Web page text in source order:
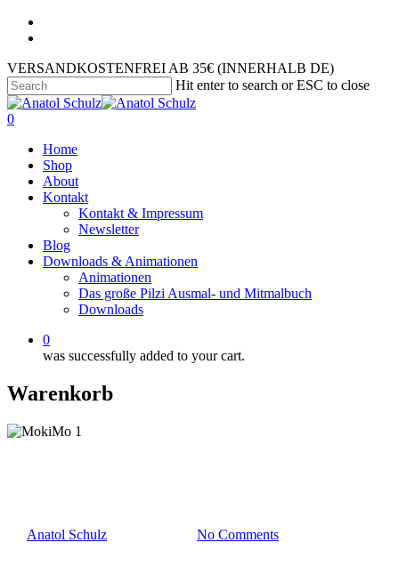
VERSANDKOSTENFREI AB 35€ (INNERHALB DE)
Hit enter to search or ESC to close
0
Home
Shop
About
Kontakt
Kontakt & Impressum
Newsletter
Blog
Downloads & Animationen
Animationen
Das große Pilzi Ausmal- und Mitmalbuch
Downloads
0
was successfully added to your cart.
Warenkorb
Anatol Schulz No Comments